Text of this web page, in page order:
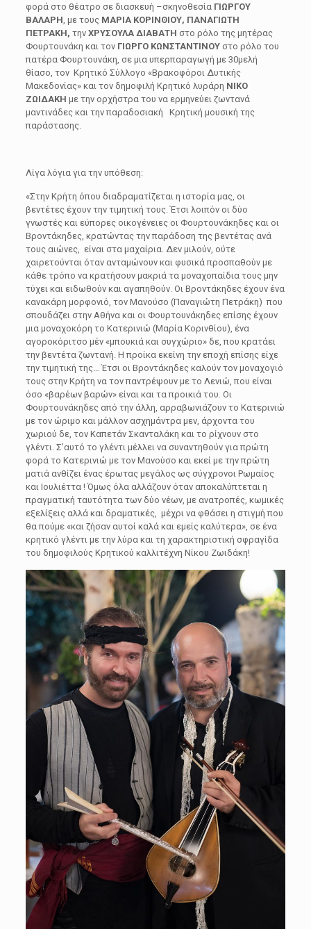
φορά στο θέατρο σε διασκευή –σκηνοθεσία ΓΙΩΡΓΟΥ
ΒΑΛΑΡΗ , με τους ΜΑΡΙΑ ΚΟΡΙΝΘΙΟΥ, ΠΑΝΑΓΙΩΤΗ
ΠΕΤΡΑΚΗ, την ΧΡΥΣΟΥΛΑ ΔΙΑΒΑΤΗ στο ρόλο της μητέρας
Φουρτουνάκη και τον ΓΙΩΡΓΟ ΚΩΝΣΤΑΝΤΙΝΟΥστο ρόλο του
πατέρα Φουρτουνάκη, σε μια υπερπαραγωγή με 30μελή
θίασο, τον Κρητικό Σύλλογο «Βρακοφόροι Δυτικής
Μακεδονίας» και τον δημοφιλή Κρητικό λυράρη ΝΙΚΟ
ΖΩΙΔΑΚΗ με την ορχήστρα του να ερμηνεύει ζωντανά
μαντινάδες και την παραδοσιακή Κρητική μουσική της
παράστασης.
Λίγα λόγια για την υπόθεση:
«Στην Κρήτη όπου διαδραματίζεται η ιστορία μας , οι
βεντέτες έχουν την τιμητική τους. Έτσι λοιπόν οι δύο
γνωστές και εύπορες οικογένειες οι Φουρτουνάκηδες και οι
Βροντάκηδες, κρατώντας την παράδοση της βεντέτας ανά
τους αιώνες, είναι στα μαχαίρια. Δεν μιλούν, ούτε
χαιρετούνται όταν ανταμώνουν και φυσικά προσπαθούν με
κάθε τρόπο να κρατήσουν μακριά τα μοναχοπαίδια τους μην
τύχει και ειδωθούν και αγαπηθούν. Οι Βροντάκηδες έχουν ένα
κανακάρη μορφονιό, τον Μανούσο (Παναγιώτη Πετράκη) που
σπουδάζει στην Αθήνα και οι Φουρτουνάκηδες επίσης έχουν
μια μοναχοκόρη το Κατερινιώ (Μαρία Κορινθίου), ένα
αγοροκόριτσο μέν «μπουκιά και συγχώριο» δε, που κρατάει
την βεντέτα ζωντανή. Η προίκα εκείνη την εποχή επίσης είχε
την τιμητική της… Έτσι οι Βροντάκηδες καλούν τον μοναχογιό
τους στην Κρήτη να τον παντρέψουν με το Λενιώ, που είναι
όσο «βαρέων βαρών» είναι και τα προικιά του. Οι
Φουρτουνάκηδες από την άλλη, αρραβωνιάζουν το Κατερινιώ
με τον ώριμο και μάλλον ασχημάντρα μεν, άρχοντα του
χωριού δε, τον Καπετάν Σκανταλάκη και το ρίχνουν στο
γλέντι. Σ’αυτό το γλέντι μέλλει να συναντηθούν για πρώτη
φορά το Κατερινιώ με τον Μανούσο και εκεί με την πρώτη
ματιά ανθίζει ένας έρωτας μεγάλος ως σύγχρονοι Ρωμαίος
και Ιουλιέττα ! Όμως όλα αλλάζουν όταν αποκαλύπτεται η
πραγματική ταυτότητα των δύο νέων, με ανατροπές, κωμικές
εξελίξεις αλλά και δραματικές, μέχρι να φθάσει η στιγμή που
θα πούμε «και ζήσαν αυτοί καλά και εμείς καλύτερα», σε ένα
κρητικό γλέντι με την λύρα και τη χαρακτηριστική σφραγίδα
του δημοφιλούς Κρητικού καλλιτέχνη Νίκου Ζωιδάκη!